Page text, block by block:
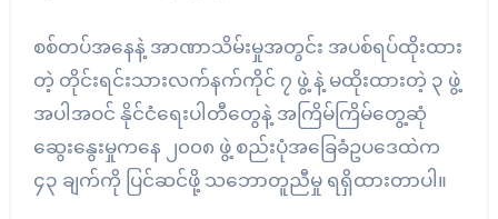
စစ်တပ်အနေနဲ့ အာဏာသိမ်းမှုအတွင်း အပစ်ရပ်ထိုးထား
တဲ့ တိုင်းရင်းသားလက်နက်ကိုင် ၇ ဖွဲ့ နဲ့ မထိုးထားတဲ့ ၃ ဖွဲ့
အပါအဝင် နိုင်ငံရေးပါတီတွေနဲ့ အကြိမ်ကြိမ်တွေ့ဆုံ
ဆွေးနွေးမှုကနေ ၂၀၀၈ ဖွဲ့ စည်းပုံအခြေခံဥပဒေထဲက
၄၃ ချက်ကို ပြင်ဆင်ဖို့ သဘောတူညီမှု ရရှိထားတာပါ။